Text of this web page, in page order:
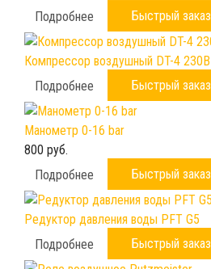
Подробнее
Быстрый заказ
Компрессор воздушный DT-4 230B
Подробнее
Быстрый заказ
Манометр 0-16 bar
800 руб.
Подробнее
Быстрый заказ
Редуктор давления воды PFT G5
Подробнее
Быстрый заказ